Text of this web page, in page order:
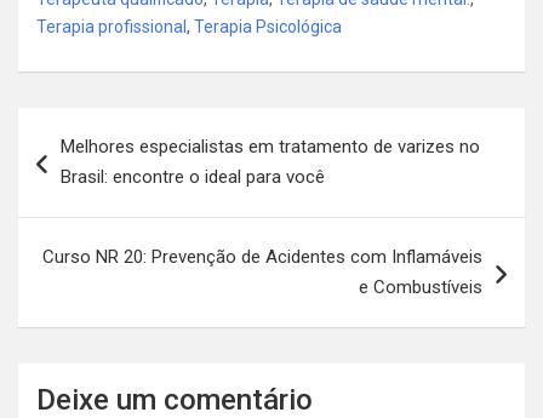
Terapia profissional , Terapia Psicológica
de
Melhores especialistas em tratamento de varizes no
Brasil: encontre o ideal para você
Curso NR 20: Prevenção de Acidentes com Inflamáveis
e Combustíveis
Deixe um comentário